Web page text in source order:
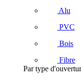
Alu
PVC
Bois
Fibre
Par type